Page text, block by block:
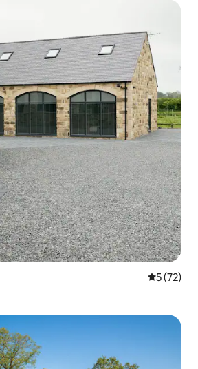
平均评分
5 (72)